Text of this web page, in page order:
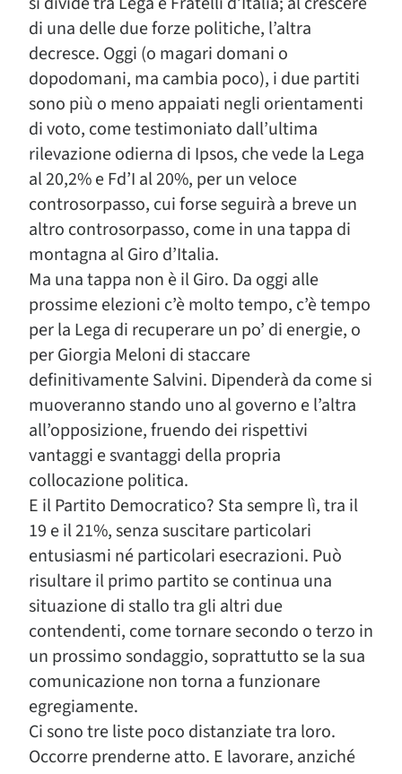
di una delle due forze politiche, l’altra
decresce. Oggi (o magari domani o
dopodomani, ma cambia poco), i due partiti
sono più o meno appaiati negli orientamenti
di voto, come testimoniato dall’ultima
rilevazione odierna di Ipsos, che vede la Lega
al 20,2% e Fd’I al 20%, per un veloce
controsorpasso, cui forse seguirà a breve un
altro controsorpasso, come in una tappa di
montagna al Giro d’Italia.
Ma una tappa non è il Giro. Da oggi alle
prossime elezioni c’è molto tempo, c’è tempo
per la Lega di recuperare un po’ di energie, o
per Giorgia Meloni di staccare
definitivamente Salvini. Dipenderà da come si
muoveranno stando uno al governo e l’altra
all’opposizione, fruendo dei rispettivi
vantaggi e svantaggi della propria
collocazione politica.
E il Partito Democratico? Sta sempre lì, tra il
19 e il 21%, senza suscitare particolari
entusiasmi né particolari esecrazioni. Può
risultare il primo partito se continua una
situazione di stallo tra gli altri due
contendenti, come tornare secondo o terzo in
un prossimo sondaggio, soprattutto se la sua
comunicazione non torna a funzionare
egregiamente.
Ci sono tre liste poco distanziate tra loro.
Occorre prenderne atto. E lavorare, anziché